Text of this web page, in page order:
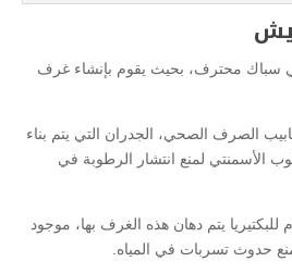
سباك محترف، بحيث يقوم بإنشاء غرف
الصرف الصحي، الجدران التي يتم بناء
الأسمنتي لمنع انتشار الرطوبة في
للبكتيريا يتم دهان هذه الغرف بها، موجود
حدوث تسربات في المياه.